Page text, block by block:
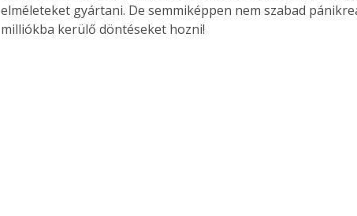
elméleteket gyártani. De semmiképpen nem szabad
milliókba kerülő döntéseket hozni!